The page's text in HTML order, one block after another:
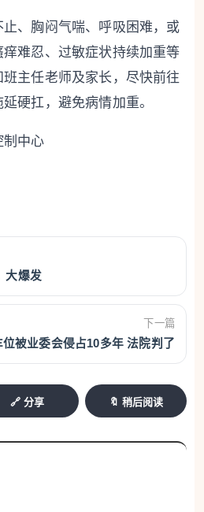
、胸闷气喘、呼吸困难，或
难忍、过敏症状持续加重等
主任老师及家长，尽快前往
硬扛，避免病情加重。
制中心
大爆发
下一篇
被业委会侵占10多年 法院判了
🔗 分享 🔖 稍后阅读